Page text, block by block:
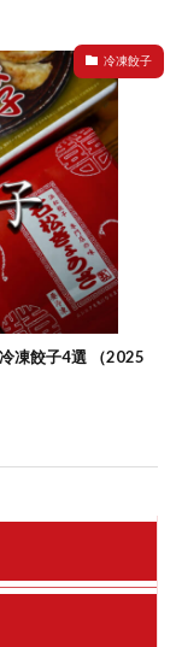
冷凍餃子
凍餃子4選 （2025